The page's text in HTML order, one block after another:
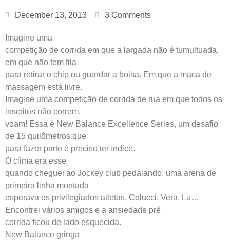
December 13, 2013 3 Comments
Imagine uma
competição de corrida em que a largada não é tumultuada,
em que não tem fila
para retirar o chip ou guardar a bolsa. Em que a maca de
massagem está livre.
Imagine uma competição de corrida de rua em que todos os
inscritos não correm,
voam! Essa é New Balance Excellence Series, um desafio
de 15 quilômetros que
para fazer parte é preciso ter índice.
O clima era esse
quando cheguei ao Jockey club pedalando: uma arena de
primeira linha montada
esperava os privilegiados atletas. Colucci, Vera, Lu…
Encontrei vários amigos e a ansiedade pré
corrida ficou de lado esquecida.
New Balance gringa